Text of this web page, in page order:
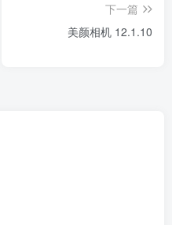
下一篇
美颜相机 12.1.10